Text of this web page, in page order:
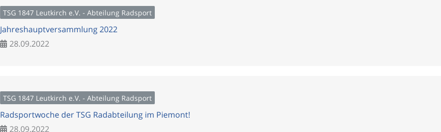
TSG 1847 Leutkirch e.V. - Abteilung Radsport
Jahreshauptversammlung 2022
28.09.2022
TSG 1847 Leutkirch e.V. - Abteilung Radsport
Radsportwoche der TSG Radabteilung im Piemont!
28.09.2022